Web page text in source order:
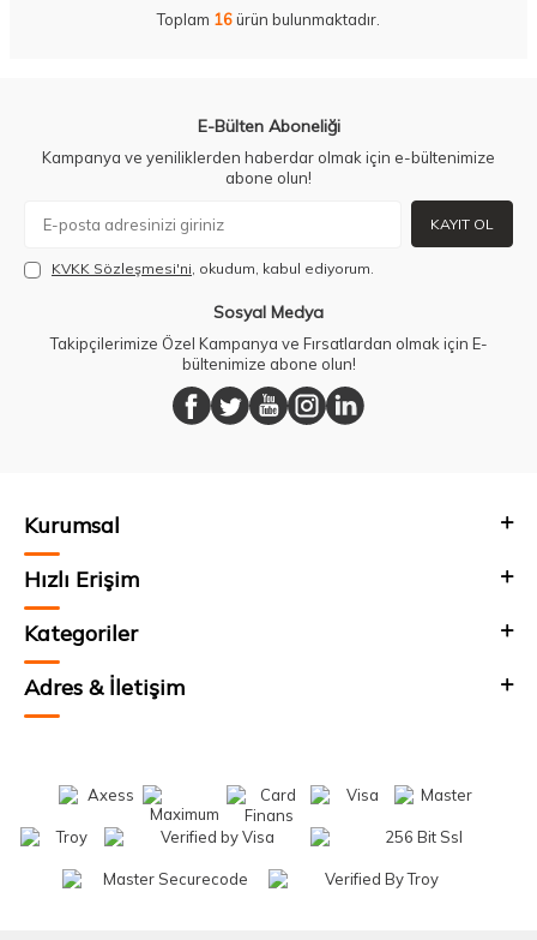
Toplam 16ürün bulunmaktadır.
E-Bülten Aboneliği
Kampanya ve yeniliklerden haberdar olmak için e-bültenimize
abone olun!
KAYIT OL
KVKK Sözleşmesi'ni, okudum, kabul ediyorum.
Sosyal Medya
Takipçilerimize Özel Kampanya ve Fırsatlardan olmak için E-
bültenimize abone olun!
Kurumsal
Hızlı Erişim
Kategoriler
Adres & İletişim